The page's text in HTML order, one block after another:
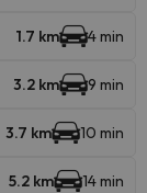
1.7 km 4 min
3.2 km 9 min
3.7 km 10 min
5.2 km 14 min